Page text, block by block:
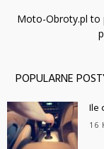
Moto-Obroty.pl to
POPULARNE
Ile
16